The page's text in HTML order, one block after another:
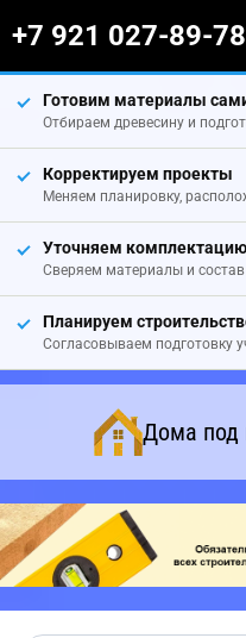
+7 921 027-89-78
Готовим материалы
Отбираем древесину и
Корректируем проекты
Меняем планировку,
Уточняем комплектацию
Сверяем материалы и
Планируем
Согласовываем подготовку
Дома под